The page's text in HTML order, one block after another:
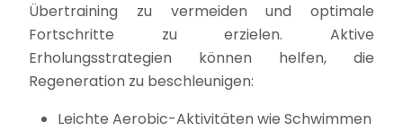
Übertraining zu vermeiden und optimale
Fortschritte zu erzielen. Aktive
Erholungsstrategien können helfen, die
Regeneration zu beschleunigen:
Leichte Aerobic-Aktivitäten wie Schwimmen